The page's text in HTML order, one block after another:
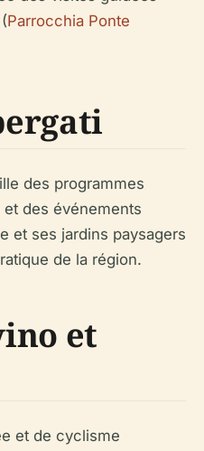
Parrocchia Ponte
des programmes
des événements
et ses jardins paysagers
de la région.
et
et de cyclisme